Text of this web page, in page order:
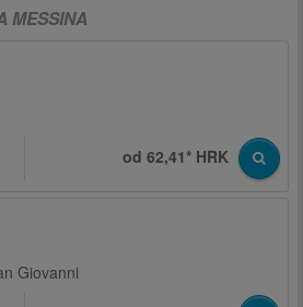
MESSINA
od 62,41* HRK
Giovanni